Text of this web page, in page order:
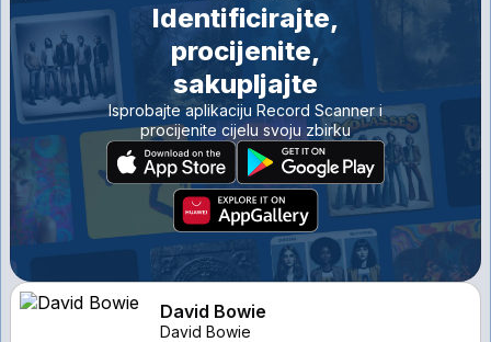
Identificirajte,
procijenite,
sakupljajte
Isprobajte aplikaciju Record Scanner i
procijenite cijelu svoju zbirku
David Bowie
David Bowie